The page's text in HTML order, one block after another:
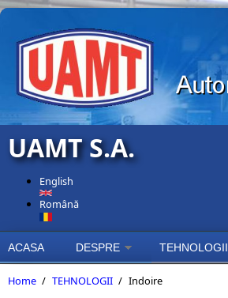
Skip to main content
UAMT S.A.
English
Română
ACASA DESPRE TEHNOLOGII
Home / TEHNOLOGII / Indoire